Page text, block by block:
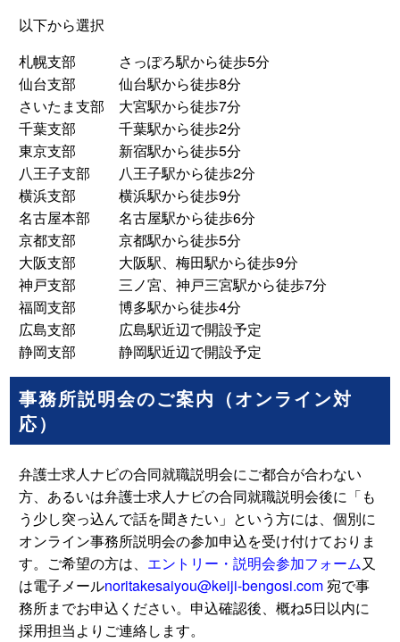
以下から選択
札幌支部 さっぽろ駅から徒歩5分
仙台支部 仙台駅から徒歩8分
さいたま支部 大宮駅から徒歩7分
千葉支部 千葉駅から徒歩2分
東京支部 新宿駅から徒歩5分
八王子支部 八王子駅から徒歩2分
横浜支部 横浜駅から徒歩9分
名古屋本部 名古屋駅から徒歩6分
京都支部 京都駅から徒歩5分
大阪支部 大阪駅、梅田駅から徒歩9分
神戸支部 三ノ宮、神戸三宮駅から徒歩7分
福岡支部 博多駅から徒歩4分
広島支部 広島駅近辺で開設予定
静岡支部 静岡駅近辺で開設予定
事務所説明会のご案内（オンライン対
応）
弁護士求人ナビの合同就職説明会にご都合が合わない
方、あるいは弁護士求人ナビの合同就職説明会後に「も
う少し突っ込んで話を聞きたい」という方には、個別に
オンライン事務所説明会の参加申込を受け付けておりま
す。ご希望の方は、 エントリー・説明会参加フォーム又
は電子メールnoritakesaiyou@keiji-bengosi.com宛で事
務所までお申込ください。申込確認後、概ね5日以内に
採用担当よりご連絡します。